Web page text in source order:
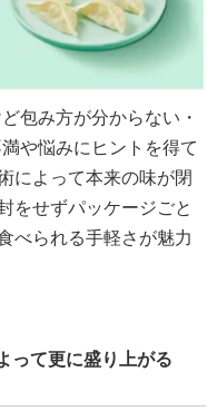
包み方が分からない・
や悩みにヒントを得て
によって本来の味が閉
をせずパッケージごと
べられる手軽さが魅力
って更に盛り上がる